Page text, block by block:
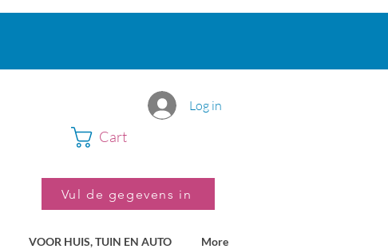
Log in
Cart
Vul de gegevens in
VOOR HUIS, TUIN EN AUTO More